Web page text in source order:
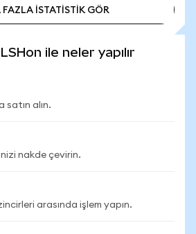
FAZLA İSTATİSTİK GÖR
ile neler yapılır
satın alın.
nakde çevirin.
arasında işlem yapın.